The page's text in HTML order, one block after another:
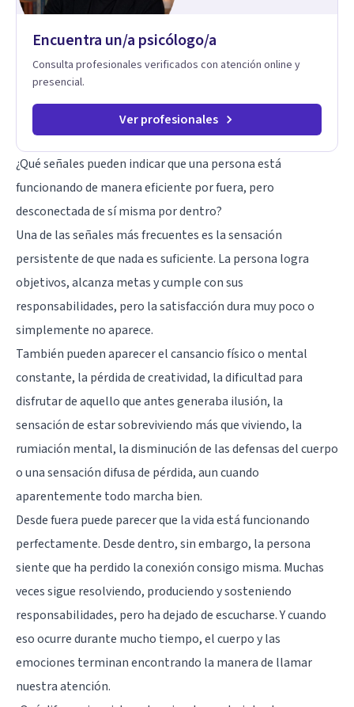
Encuentra un/a psicólogo/a
Consulta profesionales verificados con atención online y
presencial.
Ver profesionales
¿Qué señales pueden indicar que una persona está
funcionando de manera eficiente por fuera, pero
desconectada de sí misma por dentro?
Una de las señales más frecuentes es la sensación
persistente de que nada es suficiente. La persona logra
objetivos, alcanza metas y cumple con sus
responsabilidades, pero la satisfacción dura muy poco o
simplemente no aparece.
También pueden aparecer el cansancio físico o mental
constante, la pérdida de creatividad, la dificultad para
disfrutar de aquello que antes generaba ilusión, la
sensación de estar sobreviviendo más que viviendo, la
rumiación mental, la disminución de las defensas del cuerpo
o una sensación difusa de pérdida, aun cuando
aparentemente todo marcha bien.
Desde fuera puede parecer que la vida está funcionando
perfectamente. Desde dentro, sin embargo, la persona
siente que ha perdido la conexión consigo misma. Muchas
veces sigue resolviendo, produciendo y sosteniendo
responsabilidades, pero ha dejado de escucharse. Y cuando
eso ocurre durante mucho tiempo, el cuerpo y las
emociones terminan encontrando la manera de llamar
nuestra atención.